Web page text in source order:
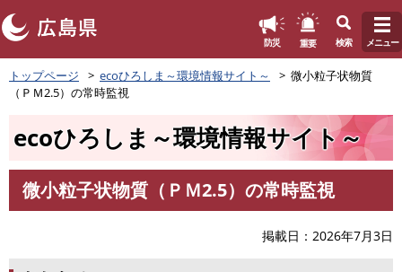
ペ
ー
。
防災 重要 検索 メニュー
トップページ ecoひろしま～環境情報サイト～
微小粒子状物質
（ＰＭ2.5）の常時監視
ecoひろしま～環境情報サイト～
文
微小粒子状物質（ＰＭ2.5）の常時監視
掲載日 2026年7月3日